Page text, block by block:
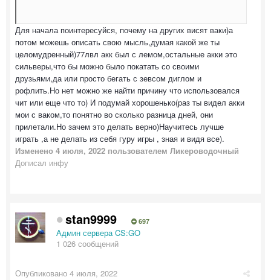
Для начала поинтересуйся, почему на других висят ваки)а
потом можешь описать свою мысль,думая какой же ты
целомудренный)77лвл акк был с лемом,остальные акки это
сильверы,что бы можно было покатать со своими
друзьями,да или просто бегать с зевсом диглом и
рофлить.Но нет можно же найти причину что использовался
чит или еще что то) И подумай хорошенько(раз ты видел акки
мои с ваком,то понятно во сколько разница дней, они
прилетали.Но зачем это делать верно)Научитесь лучше
играть ,а не делать из себя гуру игры , зная и видя все).
Изменено 4 июля, 2022 пользователем Ликероводочный
Дописал инфу
stan9999 697
Админ сервера CS:GO
1 026 сообщений
Опубликовано 4 июля, 2022